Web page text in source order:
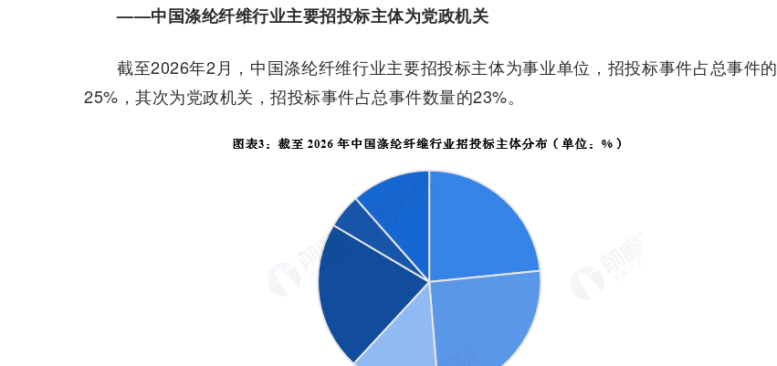
——中国涤纶纤维行业主要招投标主体为党政机关
截至2026年2月，中国涤纶纤维行业主要招投标主体为事业单位，招投标事件占总事件的
25%，其次为党政机关，招投标事件占总事件数量的23%。